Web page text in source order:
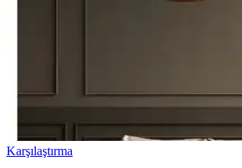
Karşılaştırma